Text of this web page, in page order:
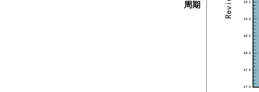
周期